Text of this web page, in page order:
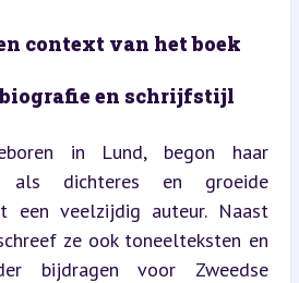
context van het boek
en schrijfstijl
in Lund, begon haar
als dichteres en groeide
een veelzijdig auteur. Naast
ze ook toneelteksten en
bijdragen voor Zweedse